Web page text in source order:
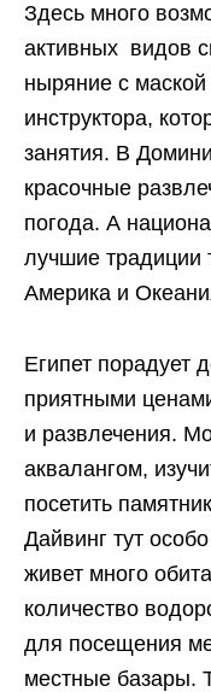
Здесь много
активных видов
ныряние с
инструктора,
занятия. В
красочные
погода. А
лучшие традиции
Америка и
Египет порадует
приятными
и развлечения.
аквалангом,
посетить
Дайвинг тут
живет много
количество
для посещения
местные базары.